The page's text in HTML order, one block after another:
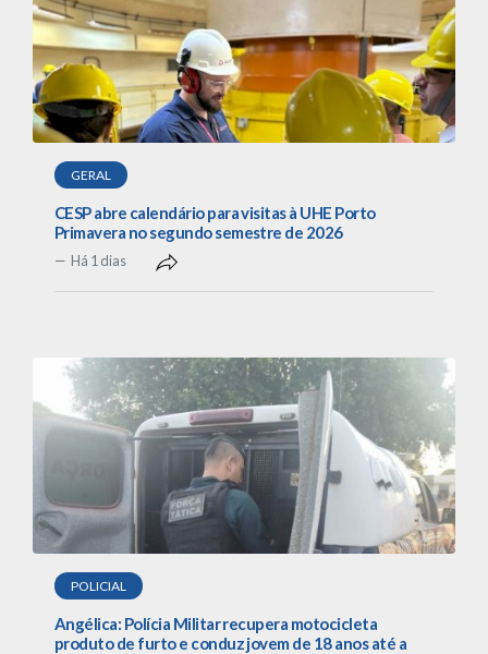
GERAL
CESP abre calendário para visitas à UHE Porto
Primavera no segundo semestre de 2026
Há 1 dias
POLICIAL
Angélica: Polícia Militar recupera motocicleta
produto de furto e conduz jovem de 18 anos até a